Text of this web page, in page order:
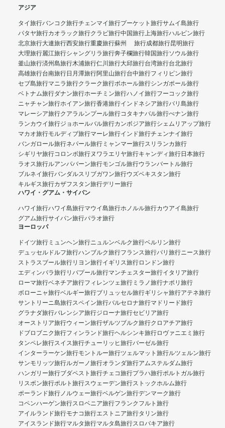
アジア
タイ旅行バンコク旅行チェンマイ旅行プーケット旅行サムイ島旅行
パタヤ旅行カオラック旅行クラビ旅行中国旅行上海旅行ハルビン旅行
北京旅行大連旅行西安旅行重慶旅行蘇州 旅行成都旅行昆明旅行
大理旅行麗江旅行シャングリラ旅行奔子欄旅行韓国旅行ソウル旅行
釜山旅行済州島旅行木浦旅行仁川旅行大邱旅行台湾旅行台北旅行
高雄旅行台南旅行日月潭旅行阿里山旅行台中旅行フィリピン旅行
セブ島旅行マニラ旅行クラーク旅行ボホール旅行シンガポール旅行
ベトナム旅行ダナン旅行ホーチミン旅行ハノイ旅行フーコック旅行
ニャチャン旅行ホイアン旅行香港旅行インドネシア旅行バリ島旅行
マレーシア旅行クアラルンプール旅行コタキナバル旅行ぺナン旅行
ランカウイ旅行ジョホールバル旅行カンボジア旅行シェムリアップ旅行
マカオ旅行モルディブ旅行マーレ旅行インド旅行チェンナイ旅行
バンガロール旅行ネパール旅行 ミャンマー旅行スリランカ旅行
シギリヤ旅行コロンボ旅行ヌワラエリヤ旅行キャンディ旅行日本旅行
ラオス旅行ルアンパバーン旅行モンゴル旅行ウランバートル旅行
ブルネイ旅行バンダルスリブガワン旅行ウズベキスタン旅行
キルギス旅行カザフスタン旅行デリー旅行
ハワイ・グアム・サイパン
ハワイ旅行ハワイ島旅行マウイ島旅行ホノルル旅行カウアイ島旅行
グアム旅行サイパン旅行パラオ旅行
ヨーロッパ
ドイツ旅行 ミュンヘン旅行ニュルンベルク旅行ベルリン旅行
デュッセルドルフ旅行ハンブルク旅行フランス旅行パリ旅行ニース旅行
ストラスブール旅行リヨン旅行イギリス旅行ロンドン旅行
エディンバラ旅行リバプール旅行マンチェスター旅行イタリア旅行
ローマ旅行ベネチア旅行フィレンツェ旅行 ミラノ旅行ナポリ旅行
ボローニャ旅行ベルギー旅行ブリュッセル旅行ギリシャ旅行アテネ旅行
サントリーニ島旅行スペイン旅行バルセロナ旅行マドリード旅行
グラナダ旅行バレンシア旅行ジローナ旅行セビリア旅行
オーストリア旅行ウィーン旅行ザルツブルク旅行クロアチア旅行
ドブロブニク旅行フィンランド旅行ヘルシンキ旅行ロヴァニエミ旅行
タンペレ旅行スイス旅行チューリッヒ旅行バーゼル旅行
インターラーケン旅行モントルー旅行ツェルマット旅行ルツェルン旅行
サンモリッツ旅行ルガーノ旅行オランダ旅行アムステルダム旅行
ハンガリー旅行ブダペスト旅行チェコ旅行プラハ旅行ポルトガル旅行
リスボン旅行ポルト旅行スウェーデン旅行ストックホルム旅行
ポーランド旅行ノルウェー旅行ベルゲン旅行デンマーク旅行
コペンハーゲン旅行スロベニア旅行フランクフルト旅行
アイルランド旅行モナコ旅行エストニア旅行タリン旅行
アイスランド旅行マルタ旅行マルタ島旅行スロバキア旅行